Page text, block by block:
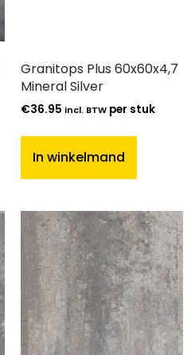
Granitops Plus 60x60x4,7
Mineral Silver
€36.95 incl. BTW per stuk
In winkelmand